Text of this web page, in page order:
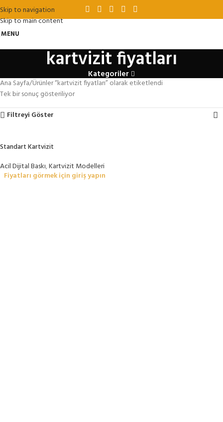
Skip to navigation
Skip to main content
MENU
kartvizit fiyatları
Kategoriler
Ana Sayfa Ürünler “kartvizit fiyatları” olarak etiketlendi
Tek bir sonuç gösteriliyor
Filtreyi Göster
Standart Kartvizit
Acil Dijital Baskı,Kartvizit Modelleri
Fiyatları görmek için giriş yapın